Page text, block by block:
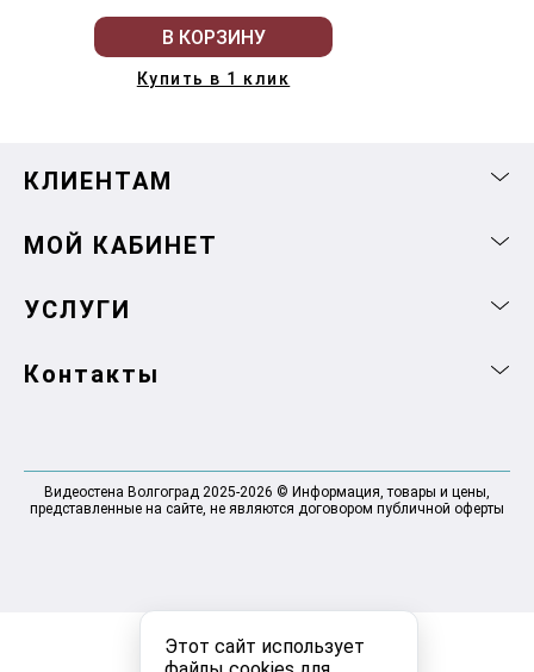
Этот сайт использует
В КОРЗИНУ
Купить в 1 клик
КЛИЕНТАМ
МОЙ КАБИНЕТ
УСЛУГИ
Контакты
Видеостена Волгоград 2025-2026 © Информация, товары и цены,
представленные на сайте, не являются договором публичной оферты